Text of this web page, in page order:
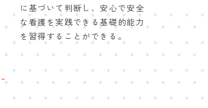
に基づいて判断し、安心で安全
な看護を実践できる基礎的能力
を習得することができる。